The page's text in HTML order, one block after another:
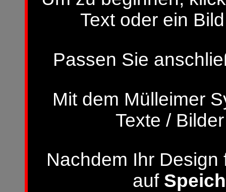
Text oder ein
Passen Sie
Mit dem Mülleimer
Texte /
Nachdem Ihr
auf